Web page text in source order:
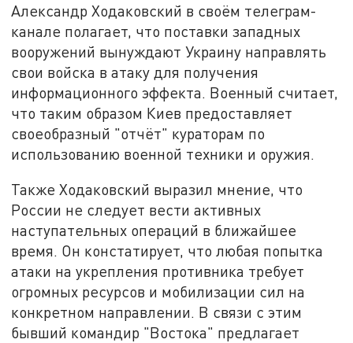
Александр Ходаковский в своём телеграм-
канале полагает, что поставки западных
вооружений вынуждают Украину направлять
свои войска в атаку для получения
информационного эффекта. Военный считает,
что таким образом Киев предоставляет
своеобразный "отчёт" кураторам по
использованию военной техники и оружия.
Также Ходаковский выразил мнение, что
России не следует вести активных
наступательных операций в ближайшее
время. Он констатирует, что любая попытка
атаки на укрепления противника требует
огромных ресурсов и мобилизации сил на
конкретном направлении. В связи с этим
бывший командир "Востока" предлагает